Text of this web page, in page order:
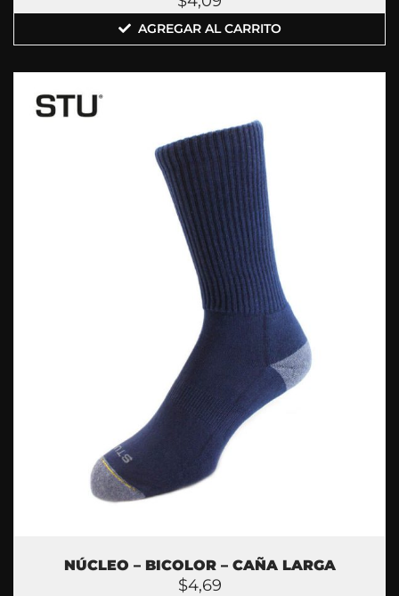
AGREGAR AL CARRITO
NÚCLEO – BICOLOR – CAÑA LARGA
$4,69